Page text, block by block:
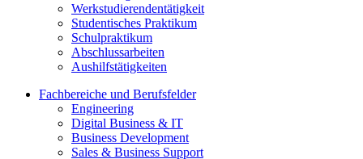
Werkstudierendentätigkeit
Studentisches Praktikum
Schulpraktikum
Abschlussarbeiten
Aushilfstätigkeiten
Fachbereiche und Berufsfelder
Engineering
Digital Business & IT
Business Development
Sales & Business Support